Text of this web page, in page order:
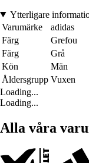
Ytterligare
Varumärke
adidas
Färg
Grefou
Färg
Grå
Kön
Män
Åldersgrupp Vuxen
Loading...
Loading...
Alla våra